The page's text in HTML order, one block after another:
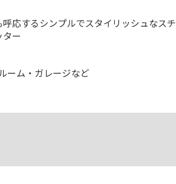
応するシンプルでスタイリッシュなスチ
ー
ーム・ガレージなど